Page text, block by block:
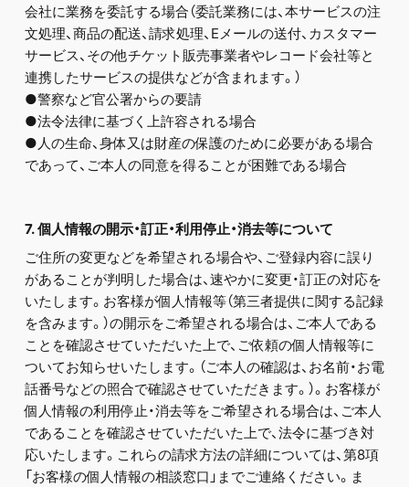
会社に業務を委託する場合（委託業務には、本サービスの注
文処理、商品の配送、請求処理、Eメールの送付、カスタマー
サービス、その他チケット販売事業者やレコード会社等と
連携したサービスの提供などが含まれます。）
●警察など官公署からの要請
●法令法律に基づく上許容される場合
●人の生命、身体又は財産の保護のために必要がある場合
であって、ご本人の同意を得ることが困難である場合
7. 個人情報の開示・訂正・利用停止・消去等について
ご住所の変更などを希望される場合や、ご登録内容に誤り
があることが判明した場合は、速やかに変更・訂正の対応を
いたします。お客様が個人情報等（第三者提供に関する記録
を含みます。）の開示をご希望される場合は、ご本人である
ことを確認させていただいた上で、ご依頼の個人情報等に
ついてお知らせいたします。（ご本人の確認は、お名前・お電
話番号などの照合で確認させていただきます。）。お客様が
個人情報の利用停止・消去等をご希望される場合は、ご本人
であることを確認させていただいた上で、法令に基づき対
応いたします。これらの請求方法の詳細については、第8項
「お客様の個人情報の相談窓口」までご連絡ください。ま